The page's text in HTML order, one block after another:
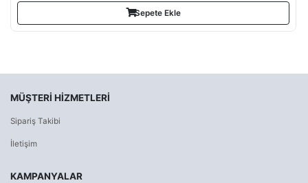
Sepete Ekle
MÜŞTERI HIZMETLERI
Sipariş Takibi
İletişim
KAMPANYALAR